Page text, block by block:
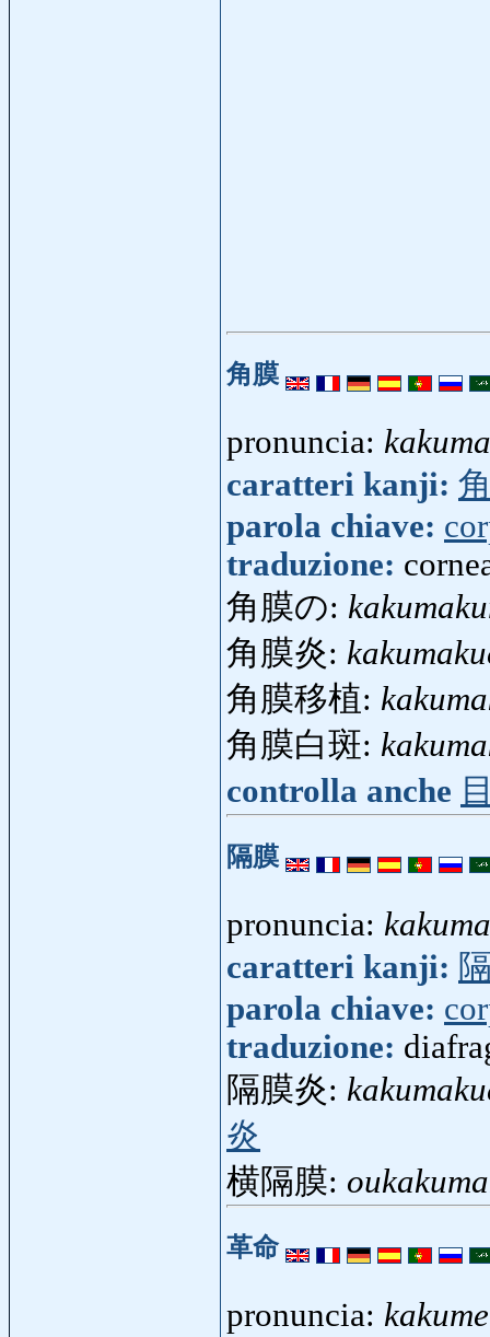
角膜
pronuncia:
caratteri kanji:
parola chiave:
traduzione:
角膜の:
角膜炎:
角膜移植:
角膜白斑:
controlla anche
隔膜
pronuncia:
caratteri kanji:
parola chiave:
traduzione:
隔膜炎:
炎
横隔膜:
革命
pronuncia: